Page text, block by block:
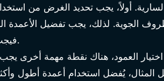
أولاً، يجب تحديد الغرض من
الجوية. لذلك، يجب تفضيل الأعمدة
فيجب أن تتميز بتصميم أكثر جمالية وأناقة. عادة ما يتم تصنيع هذا النوع من الأعمدة من الخشب أو المعادن.
اختيار العمود، هناك نقطة مهمة أخرى
المثال، يُفضل استخدام أعمدة أطول